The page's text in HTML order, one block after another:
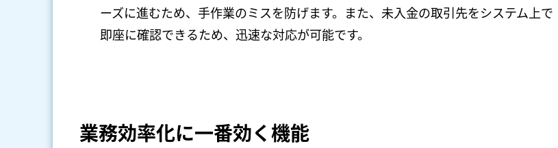
ーズに進むため、手作業のミスを防げます。また、未入金の取引先をシステム上で
即座に確認できるため、迅速な対応が可能です。
業務効率化に一番効く機能